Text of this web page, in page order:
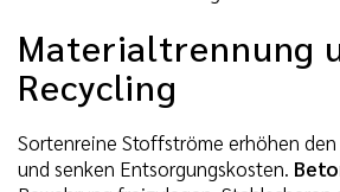
Materialtrennung
Recycling
Sortenreine Stoffströme erhöhen den
und senken Entsorgungskosten.